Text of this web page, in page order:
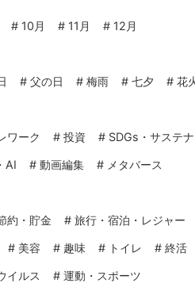
# 10月 # 11月 # 12月
# 父の日 # 梅雨 # 七夕 # 花
ワーク # 投資 # SDGs・サステ
AI # 動画編集 # メタバース
約・貯金 # 旅行・宿泊・レジャー
# 美容 # 趣味 # トイレ # 終活
イルス # 運動・スポーツ